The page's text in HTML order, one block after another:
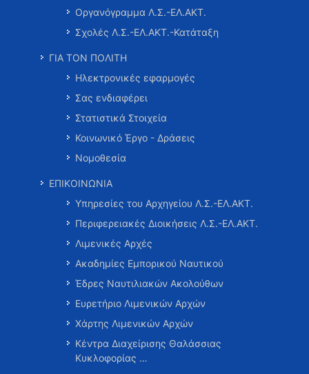
Οργανόγραμμα Λ.Σ.-ΕΛ.ΑΚΤ.
Σχολές Λ.Σ.-ΕΛ.ΑΚΤ.-Κατάταξη
ΓΙΑ ΤΟΝ ΠΟΛΙΤΗ
Ηλεκτρονικές εφαρμογές
Σας ενδιαφέρει
Στατιστικά Στοιχεία
Κοινωνικό Έργο - Δράσεις
Νομοθεσία
ΕΠΙΚΟΙΝΩΝΙΑ
Υπηρεσίες του Αρχηγείου Λ.Σ.-ΕΛ.ΑΚΤ.
Περιφερειακές Διοικήσεις Λ.Σ.-ΕΛ.ΑΚΤ.
Λιμενικές Αρχές
Ακαδημίες Εμπορικού Ναυτικού
Έδρες Ναυτιλιακών Ακολούθων
Ευρετήριο Λιμενικών Αρχών
Χάρτης Λιμενικών Αρχών
Κέντρα Διαχείρισης Θαλάσσιας
Κυκλοφορίας …